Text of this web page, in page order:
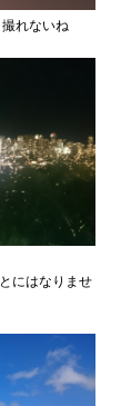
れないね
にはなりませ